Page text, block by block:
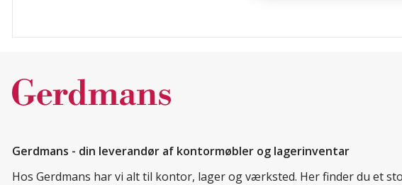
Gerdmans - din leverandør af kontormøbler og lagerinventar
Hos Gerdmans har vi alt til kontor, lager og værksted. Her finder du et